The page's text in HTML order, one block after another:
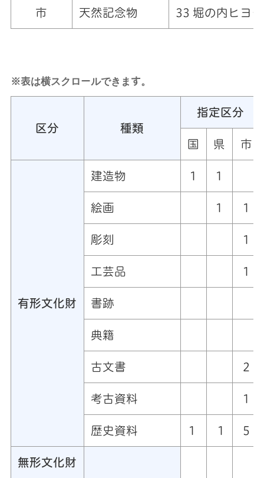
市 天然記念物 33 堀の内ヒヨ
※表は横スクロールできます。
区分 種類
指定区分
国 県 市
有形文化財
建造物 1 1
絵画 1 1
彫刻 1
工芸品 1
書跡
典籍
古文書 2
考古資料 1
歴史資料 1 1 5
無形文化財